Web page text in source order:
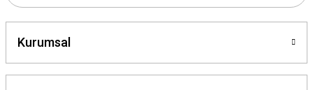
Kurumsal